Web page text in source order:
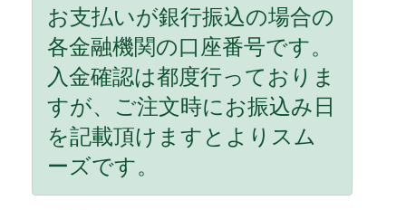
お支払いが銀行振込の場合の
各金融機関の口座番号です。
入金確認は都度行っておりま
すが、ご注文時にお振込み日
を記載頂けますとよりスム
ーズです。